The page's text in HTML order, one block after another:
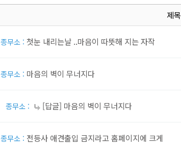
제목
종무소 : 첫눈 내리는날 ..마음이 따뜻해 지는 자작
종무소 : 마음의 벽이 무너지다
종무소 : [답글] 마음의 벽이 무너지다
종무소 : 전등사 애견출입 금지라고 홈페이지에 크게